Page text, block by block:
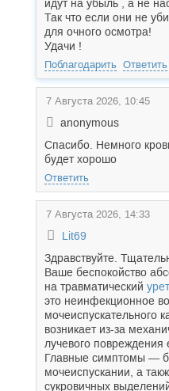
идут на убыль , а не
Так что если они не
для очного осмотра!
Удачи !
Поблагодарить Ответить
7 Августа 2026, 10:45
anonymous
Спасибо. Немного
будет хорошо
Ответить
7 Августа 2026, 14:33
Lit69
Здравствуйте.
Ваше беспокойство
на травматический
это неинфекционное
мочеиспускательного
возникает из-за
лучевого повреждения
Главные симптомы —
мочеиспускании, а
сукровичных